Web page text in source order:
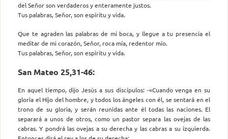
del Señor son verdaderos y enteramente justos.
Tus palabras, Señor, son espíritu y vida.
Que te agraden las palabras de mi boca, y llegue a tu presencia el
meditar de mi corazón, Señor, roca mía, redentor mío.
Tus palabras, Señor, son espíritu y vida.
San Mateo 25,31-46:
En aquel tiempo, dijo Jesús a sus discípulos: -«Cuando venga en su
gloria el Hijo del hombre, y todos los ángeles con él, se sentará en el
trono de su gloria, y serán reunidas ante él todas las naciones. El
separará a unos de otros, como un pastor separa las ovejas de las
cabras. Y pondrá las ovejas a su derecha y las cabras a su izquierda.